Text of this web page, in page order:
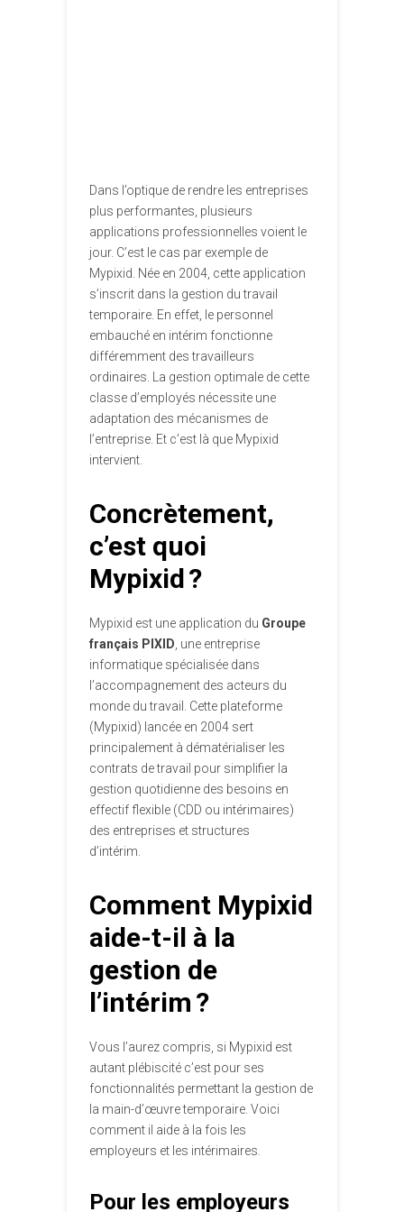
Dans l’optique de rendre les entreprises
plus performantes, plusieurs
applications professionnelles voient le
jour. C’est le cas par exemple de
Mypixid. Née en 2004, cette application
s’inscrit dans la gestion du travail
temporaire. En effet, le personnel
embauché en intérim fonctionne
différemment des travailleurs
ordinaires. La gestion optimale de cette
classe d’employés nécessite une
adaptation des mécanismes de
l’entreprise. Et c’est là que Mypixid
intervient.
Concrètement,
c’est quoi
Mypixid ?
Mypixid est une application du Groupe
français PIXID, une entreprise
informatique spécialisée dans
l’accompagnement des acteurs du
monde du travail. Cette plateforme
(Mypixid) lancée en 2004 sert
principalement à dématérialiser les
contrats de travail pour simplifier la
gestion quotidienne des besoins en
effectif flexible (CDD ou intérimaires)
des entreprises et structures
d’intérim.
Comment Mypixid
aide-t-il à la
gestion de
l’intérim ?
Vous l’aurez compris, si Mypixid est
autant plébiscité c’est pour ses
fonctionnalités permettant la gestion de
la main-d’œuvre temporaire. Voici
comment il aide à la fois les
employeurs et les intérimaires.
Pour les employeurs